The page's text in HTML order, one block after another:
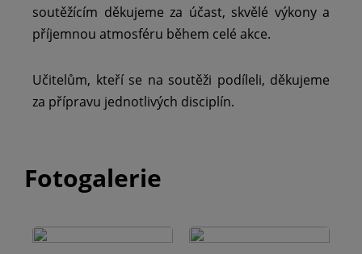
soutěžícím děkujeme za účast, skvělé výkony a
příjemnou atmosféru během celé akce.
Učitelům, kteří se na soutěži podíleli, děkujeme
za přípravu jednotlivých disciplín.
Fotogalerie